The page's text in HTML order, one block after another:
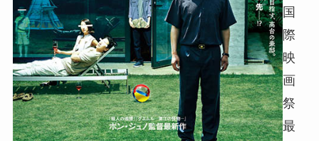
国
際
映
画
祭
最